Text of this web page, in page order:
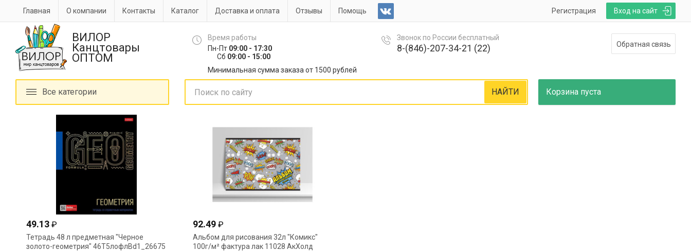
Вход на сайт
Регистрация
Главная О компании Контакты Каталог Доставка и оплата Отзывы Помощь
ВИЛОР
Канцтовары
ОПТОМ
Время работы
Пн-Пт 09:00 - 17:30
Сб 09:00 - 15:00
Минимальная сумма заказа от 1500 рублей
Звонок по России бесплатный
8-(846)-207-34-21 (22) Обратная связь
Все категории Корзина пуста
НАЙТИ
49.13 ₽
Тетрадь 48 л предметная "Черное
золото-геометрия" 46Т5лофлВd1_26675
92.49 ₽
Альбом для рисования 32л "Комикс"
100г/м² фактура лак 11028 АкХолд